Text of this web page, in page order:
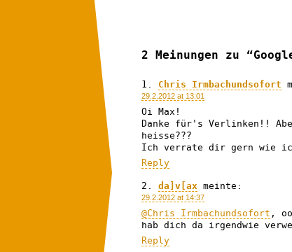
2 Meinungen zu
Chris Irmbachundsofort
29.2.2012 at 13:01
Oi Max!
Danke für's Verlinken!!
heisse???
Ich verrate dir gern wie
Reply
da]v[ax meinte:
29.2.2012 at 14:37
@Chris Irmbachundsofort ,
hab dich da irgendwie
Reply